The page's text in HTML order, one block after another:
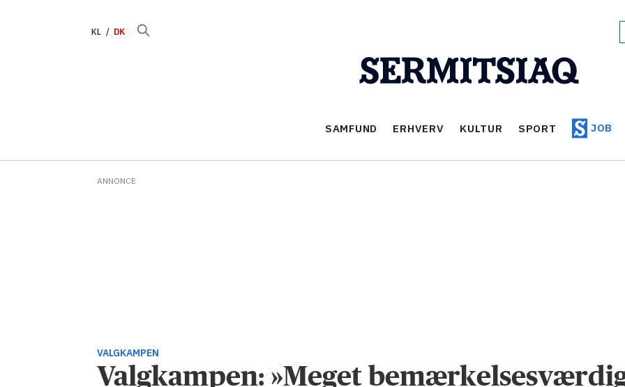
KL DK
SAMFUND ERHVERV KULTUR SPORT JOB
ANNONCE
VALGKAMPEN
Valgkampen: »Meget